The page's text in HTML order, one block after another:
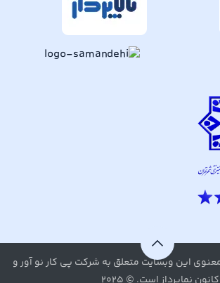
این وبسایت متعلق به شرکت پی کار نو آور و